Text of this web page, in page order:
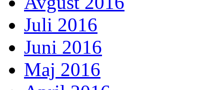
Juli 2016
Juni 2016
Maj 2016